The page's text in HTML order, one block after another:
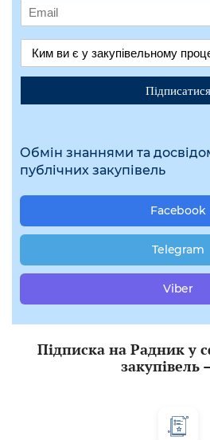
Підписатися
Обмін знаннями та
публічних закупівель
Facebook
Telegram
Viber
Підписка на Радник у
закупівель